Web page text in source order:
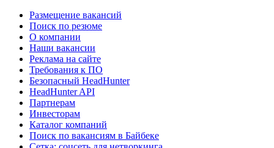
Размещение вакансий
Поиск по резюме
О компании
Наши вакансии
Реклама на сайте
Требования к ПО
Безопасный HeadHunter
HeadHunter API
Партнерам
Инвесторам
Каталог компаний
Поиск по вакансиям в Байбеке